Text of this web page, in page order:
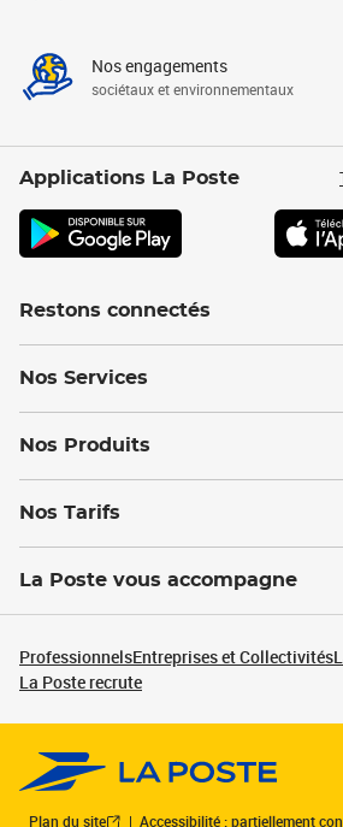
Nos engagements
sociétaux et environnementaux
Applications La Poste
Restons connectés
Nos Services
Nos Produits
Nos Tarifs
La Poste vous accompagne
ProfessionnelsEntreprises et Collectivités
La Poste recrute
Plan du site Accessibilité : partiellement